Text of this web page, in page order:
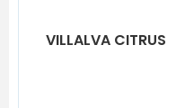
VILLALVA CITRUS